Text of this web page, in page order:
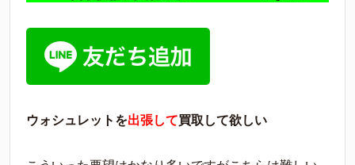
ウォシュレットを出張して買取して欲しい